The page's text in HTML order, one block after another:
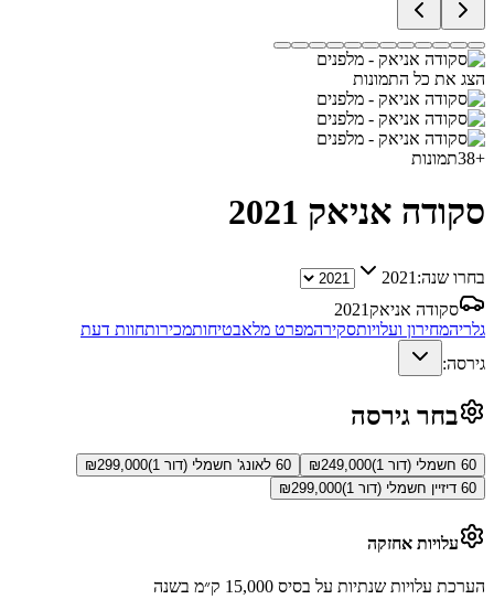
הצג את כל התמונות
+
38תמונות
סקודה אניאק 2021
בחרו שנה: 2021
סקודה אניאק 2021
גלריהמחירון ועלויותסקירהמפרט מלאבטיחותמכירותחוות דעת
גירסה:
בחר גירסה
60 חשמלי (דור 1) ₪249,000 60 לאונג' חשמלי (דור 1) ₪299,000
60 דיזיין חשמלי (דור 1)
₪299,000
עלויות אחזקה
הערכת עלויות שנתיות על בסיס 15,000 ק״מ בשנה